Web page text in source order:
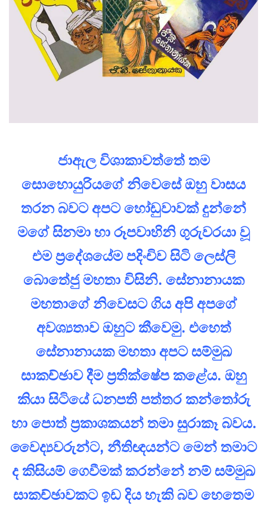
ජාඇල විශාකාවත්තේ තම
සොහොයුරියගේ නිවෙසේ ඔහු වාසය
තරන බවට අපට හෝඩුවාවක් දුන්නේ
මගේ සිනමා හා රූපවාහිනි ගුරුවරයා වූ
එම ප්‍රදේශයේම පදිංචිව සිටි ලෙස්ලි
බොතේජු මහතා විසිනි. සේනානායක
මහතාගේ නිවෙසට ගිය අපි අපගේ
අවශ්‍යතාව ඔහුට කීවෙමු. එහෙත්
සේනානායක මහතා අපට සම්මුඛ
සාකච්ඡාව දීම ප්‍රතික්ෂේප කළේය. ඔහු
කියා සිටියේ ධනපති පත්තර කන්තෝරු
හා පොත් ප්‍රකාශකයන් තමා සුරාකෑ බවය.
වෛද්‍යවරුන්ට, නීතිඥයන්ට මෙන් තමාට
ද කිසියම් ගෙවීමක් කරන්නේ නම් සම්මුඛ
සාකච්ඡාවකට ඉඩ දිය හැකි බව හෙතෙම